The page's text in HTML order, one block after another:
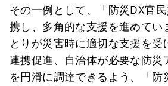
その一例として、「防災DX官
携し、多角的な支援を進めてい
とりが災害時に適切な支援を受
連携促進、自治体が必要な防災
を円滑に調達できるよう、「防